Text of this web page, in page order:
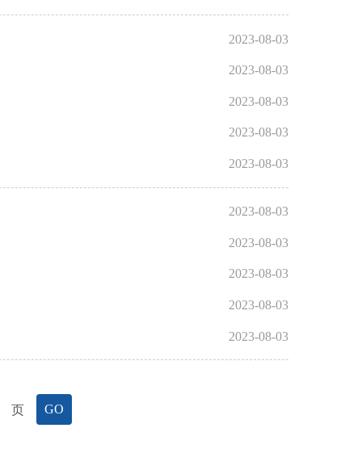
2023-08-03
2023-08-03
2023-08-03
2023-08-03
2023-08-03
2023-08-03
2023-08-03
2023-08-03
2023-08-03
2023-08-03
页 GO